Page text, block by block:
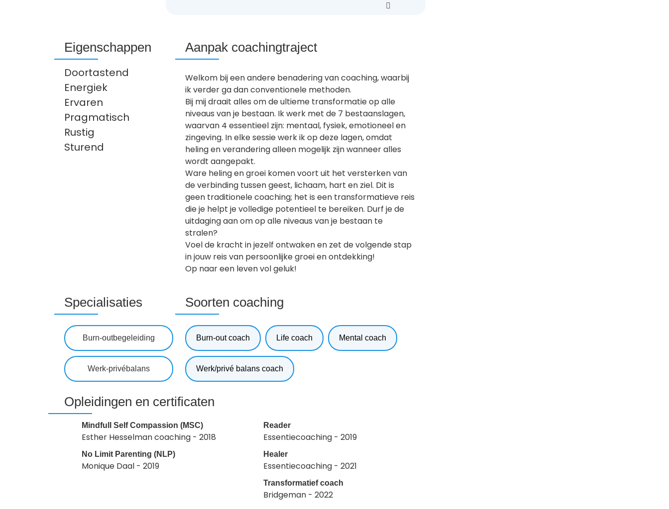
Eigenschappen
Doortastend
Energiek
Ervaren
Pragmatisch
Rustig
Sturend
Aanpak coachingtraject
Welkom bij een andere benadering van coaching, waarbij
ik verder ga dan conventionele methoden.
Bij mij draait alles om de ultieme transformatie op alle
niveaus van je bestaan. Ik werk met de 7 bestaanslagen,
waarvan 4 essentieel zijn: mentaal, fysiek, emotioneel en
zingeving. In elke sessie werk ik op deze lagen, omdat
heling en verandering alleen mogelijk zijn wanneer alles
wordt aangepakt.
Ware heling en groei komen voort uit het versterken van
de verbinding tussen geest, lichaam, hart en ziel. Dit is
geen traditionele coaching; het is een transformatieve reis
die je helpt je volledige potentieel te bereiken. Durf je de
uitdaging aan om op alle niveaus van je bestaan te
stralen?
Voel de kracht in jezelf ontwaken en zet de volgende stap
in jouw reis van persoonlijke groei en ontdekking!
Op naar een leven vol geluk!
Specialisaties
Burn-outbegeleiding
Werk-privébalans
Soorten coaching
Burn-out coach Life coach Mental coach
Werk/privé balans coach
Opleidingen en certificaten
Mindfull Self Compassion (MSC)
Esther Hesselman coaching - 2018
No Limit Parenting (NLP)
Monique Daal - 2019
Reader
Essentiecoaching - 2019
Healer
Essentiecoaching - 2021
Transformatief coach
Bridgeman - 2022